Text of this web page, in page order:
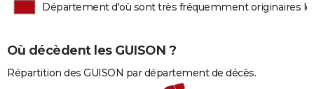
Département d'où sont très fréquemment originaires
Où décèdent les GUISON ?
Répartition des GUISON par département de décès.